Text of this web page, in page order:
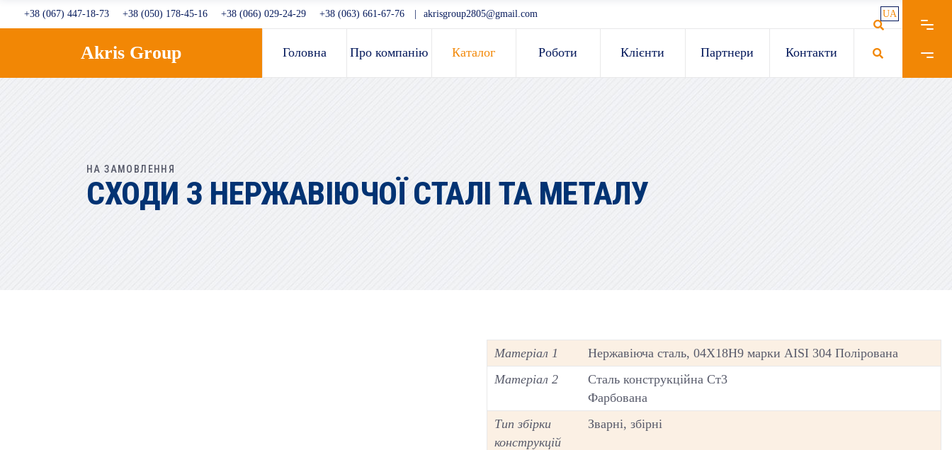
+38 (067) 447-18-73 +38 (050) 178-45-16 +38 (066) 029-24-29 +38 (063) 661-67-76 | akrisgroup2805@gmail.com UA
Akris Group Головна Про компанію Каталог Роботи Клієнти Партнери Контакти
НА ЗАМОВЛЕННЯ
СХОДИ З НЕРЖАВІЮЧОЇ СТАЛІ ТА МЕТАЛУ
Матеріал 1
Нержавіюча сталь, 04Х18Н9 марки AISI 304 Полірована
Матеріал 2
Сталь конструкційна Ст3
Фарбована
Тип збірки
конструкцій
Зварні, збірні